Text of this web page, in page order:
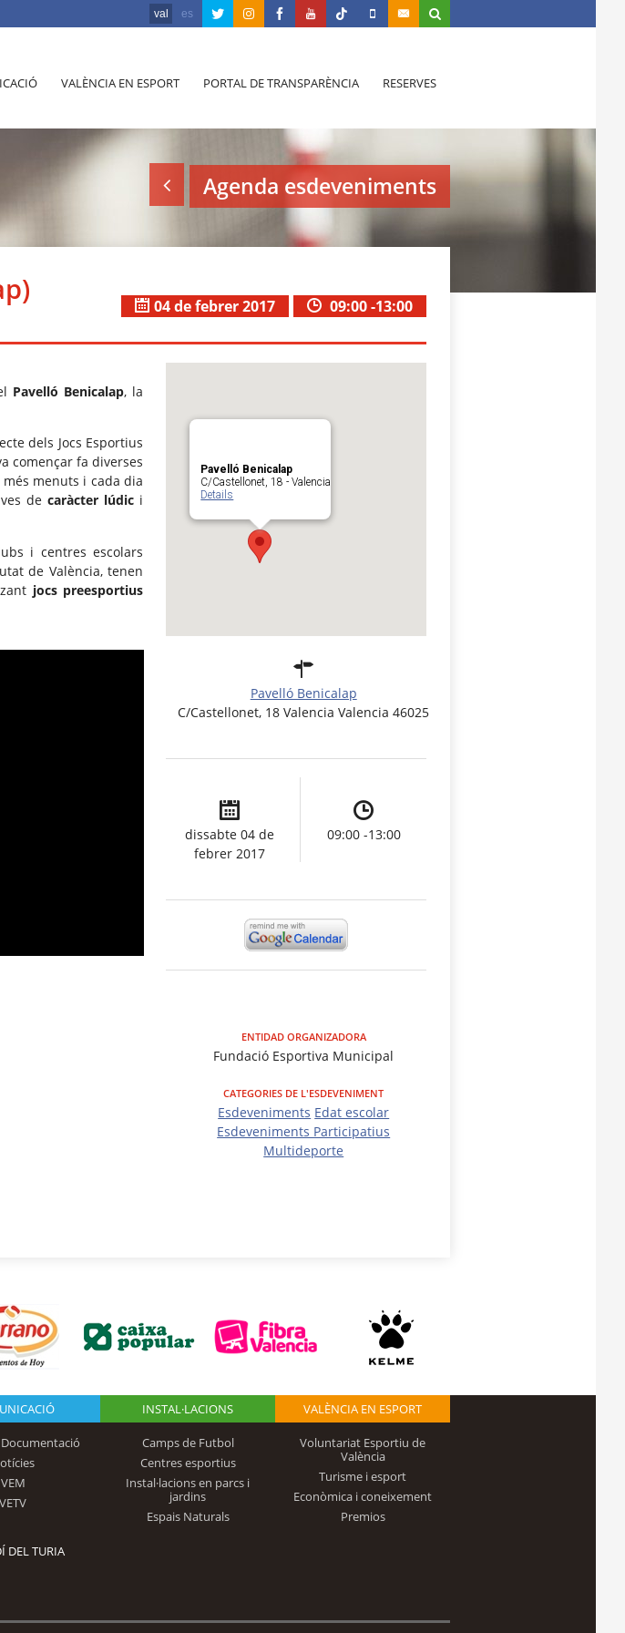
val es
VALÈNCIA EN ESPORT PORTAL DE TRANSPARÈNCIA RESERVES
Agenda esdeveniments
09:00 -13:00
04 de febrer 2017
Pavelló Benicalap, la
dels Jocs Esportius
començar fa diverses
menuts i cada dia
decaràcter lúdic i
i centres escolars
de València, tenen
jocs preesportius
Pavelló Benicalap
C/Castellonet, 18 - Valencia
Details
Pavelló Benicalap
C/Castellonet, 18 Valencia Valencia 46025
dissabte 04 de
febrer 2017
09:00 -13:00
ENTIDAD ORGANIZADORA
Fundació Esportiva Municipal
CATEGORIES DE L'ESDEVENIMENT
Esdeveniments Edat escolar
Esdeveniments Participatius
Multideporte
VEM
VETV
INSTAL·LACIONS
Camps de Futbol
Centres esportius
Instal·lacions en parcs i
jardins
Espais Naturals
VALÈNCIA EN ESPORT
Voluntariat Esportiu de
València
Turisme i esport
Econòmica i coneixement
Premios
DEL TURIA